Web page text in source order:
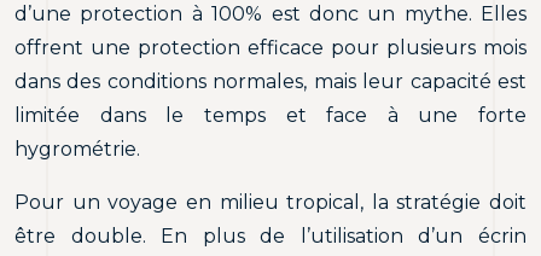
d’une protection à 100% est donc un mythe. Elles
offrent une protection efficace pour plusieurs mois
dans des conditions normales, mais leur capacité est
limitée dans le temps et face à une forte
hygrométrie.
Pour un voyage en milieu tropical, la stratégie doit
être double. En plus de l’utilisation d’un écrin